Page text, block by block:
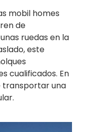
mobil homes
de
ruedas en la
este
cualificados. En
transportar una